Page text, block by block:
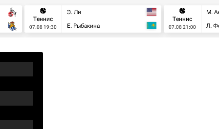
Теннис
07.08 19:30
Э. Ли
Е. Рыбакина
Теннис
07.08 21:00
М.
Л.